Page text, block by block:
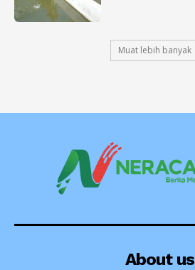
Muat lebih banyak
About us